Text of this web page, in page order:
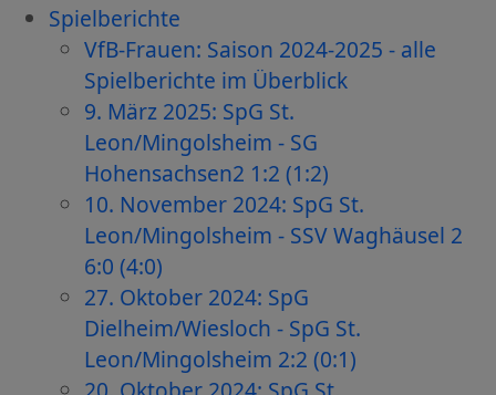
Spielberichte
VfB-Frauen: Saison 2024-2025 - alle
Spielberichte im Überblick
9. März 2025: SpG St.
Leon/Mingolsheim - SG
Hohensachsen2 1:2 (1:2)
10. November 2024: SpG St.
Leon/Mingolsheim - SSV Waghäusel 2
6:0 (4:0)
27. Oktober 2024: SpG
Dielheim/Wiesloch - SpG St.
Leon/Mingolsheim 2:2 (0:1)